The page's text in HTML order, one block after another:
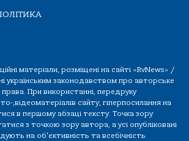
матеріали, розміщені на сайті «RvNews» /
українським законодавством про авторське
права. При використанні, передруку
,відеоматеріалів сайту, гіперпосилання на
в першому абзаці тексту. Точка зору
з точкою зору автора, а усі опубліковані
на об'єктивність та всебічність